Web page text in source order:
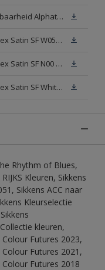
Technical Report decontamineerbaarheid Alphatex Satin SF
Veiligheidsinformatieblad Alphatex Satin SF W05 (MSDS)
Veiligheidsinformatieblad Alphatex Satin SF N00 (MSDS)
Veiligheidsinformatieblad Alphatex Satin SF White (MSDS)
Rhythm of Blues,
Kleuren, Sikkens
Sikkens ACC naar
Kleurselectie
kleuren,
Futures 2023,
Futures 2021,
Futures 2018